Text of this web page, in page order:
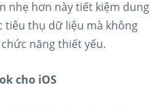
nhẹ hơn này tiết kiệm dung
thụ dữ liệu mà không
năng thiết yếu.
cho iOS